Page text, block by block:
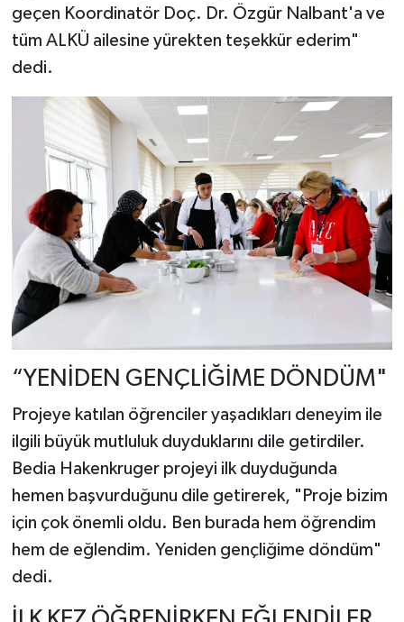
geçen Koordinatör Doç. Dr. Özgür Nalbant'a ve
tüm ALKÜ ailesine yürekten teşekkür ederim"
dedi.
“YENİDEN GENÇLİĞİME DÖNDÜM"
Projeye katılan öğrenciler yaşadıkları deneyim ile
ilgili büyük mutluluk duyduklarını dile getirdiler.
Bedia Hakenkruger projeyi ilk duyduğunda
hemen başvurduğunu dile getirerek, "Proje bizim
için çok önemli oldu. Ben burada hem öğrendim
hem de eğlendim. Yeniden gençliğime döndüm"
dedi.